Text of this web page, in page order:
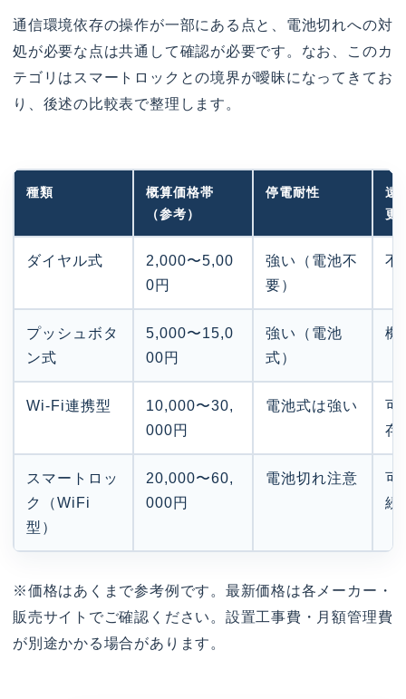
通信環境依存の操作が一部にある点と、電池切れへの対
処が必要な点は共通して確認が必要です。なお、このカ
テゴリはスマートロックとの境界が曖昧になってきてお
り、後述の比較表で整理します。
種類
概算価格帯
（参考）
停電耐性
遠
更
ダイヤル式
2,000〜5,00
0円
強い（電池不
要）
不
プッシュボタ
ン式
5,000〜15,0
00円
強い（電池
式）
機
Wi-Fi連携型
10,000〜30,
000円
電池式は強い
可
存
スマートロッ
ク（WiFi
型）
20,000〜60,
000円
電池切れ注意
可
続
※価格はあくまで参考例です。最新価格は各メーカー・
販売サイトでご確認ください。設置工事費・月額管理費
が別途かかる場合があります。